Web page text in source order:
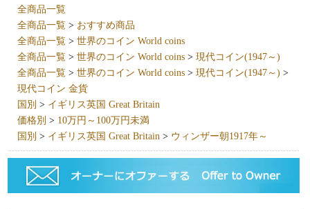
全商品一覧
全商品一覧 > おすすめ商品
全商品一覧 >世界のコイン World coins
全商品一覧 >世界のコイン World coins >現代コイン(1947～)
全商品一覧 >世界のコイン World coins >現代コイン(1947～) >
現代コイン 金貨
国別 > イギリス英国 Great Britain
価格別 > 10万円～100万円未満
国別 > イギリス英国 Great Britain > ウィンザー朝1917年～